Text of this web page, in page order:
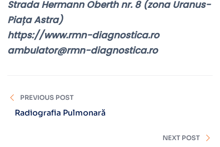
Strada Hermann Oberth nr. 8 (zona Uranus-
Piața Astra)
https://www.rmn-diagnostica.ro
ambulator@rmn-diagnostica.ro
PREVIOUS POST
Radiografia Pulmonară
NEXT POST